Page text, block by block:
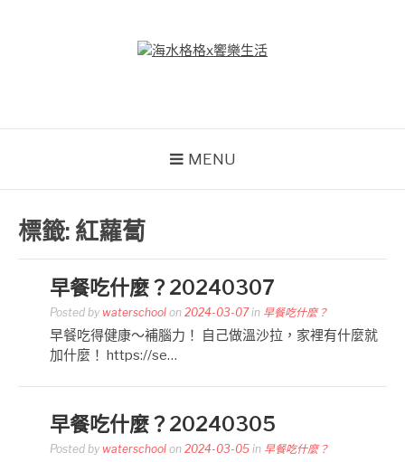
MENU
標籤: 紅蘿蔔
早餐吃什麼？20240307
Posted by waterschool on 2024-03-07in 早餐吃什麼？
早餐吃得健康～補腦力！ 自己做溫沙拉，家裡有什麼就
加什麼！ https://se…
早餐吃什麼？20240305
Posted by waterschool on 2024-03-05 in 早餐吃什麼？